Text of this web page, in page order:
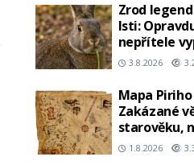
Zrod
lsti:
nepřítele
vypasené
3.8.2026
Mapa Piriho
Zakázané
starověku,
geniální
1.8.2026